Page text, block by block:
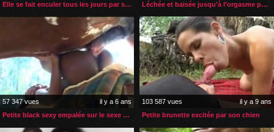
Elle se fait enculer tous les jours par son chien
Léchée et baisée jusqu’à l’orgasme par son chien
57 347 vues
il y a 6 ans
Petite black sexy empalée sur le sexe de son cheval
103 587 vues
il y a 9 ans
Petite brunette excitée par son chien